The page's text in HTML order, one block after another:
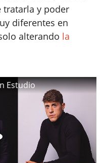
y poder
diferentes en
alterando la
Estudio